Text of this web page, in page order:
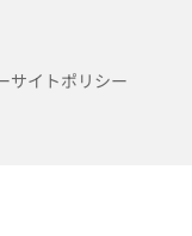
サイトポリシー